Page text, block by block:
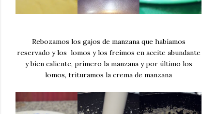
Rebozamos los gajos de manzana que habíamos
reservado y los lomos y los freimos en aceite abundante
y bien caliente, primero la manzana y por último los
lomos, trituramos la crema de manzana